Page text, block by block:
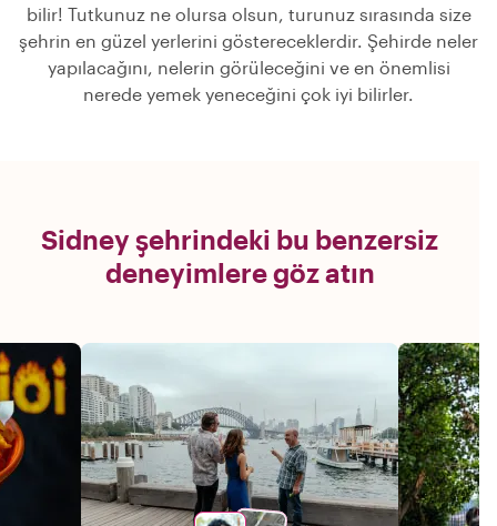
bilir! Tutkunuz ne olursa olsun, turunuz sırasında size
şehrin en güzel yerlerini göstereceklerdir. Şehirde neler
yapılacağını, nelerin görüleceğini ve en önemlisi
nerede yemek yeneceğini çok iyi bilirler.
Sidney şehrindeki bu benzersiz
deneyimlere göz atın